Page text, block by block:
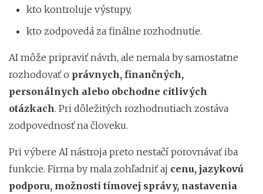
kto kontroluje výstupy,
kto zodpovedá za finálne rozhodnutie.
AI môže pripraviť návrh, ale nemala by samostatne
rozhodovať o právnych, finančných,
personálnych alebo obchodne citlivých
otázkach. Pri dôležitých rozhodnutiach zostáva
zodpovednosť na človeku.
Pri výbere AI nástroja preto nestačí porovnávať iba
funkcie. Firma by mala zohľadniť aj cenu, jazykovú
podporu, možnosti tímovej správy, nastavenia